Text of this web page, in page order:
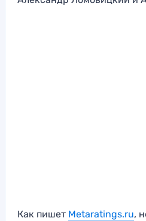
Как пишет Metaratings.ru,